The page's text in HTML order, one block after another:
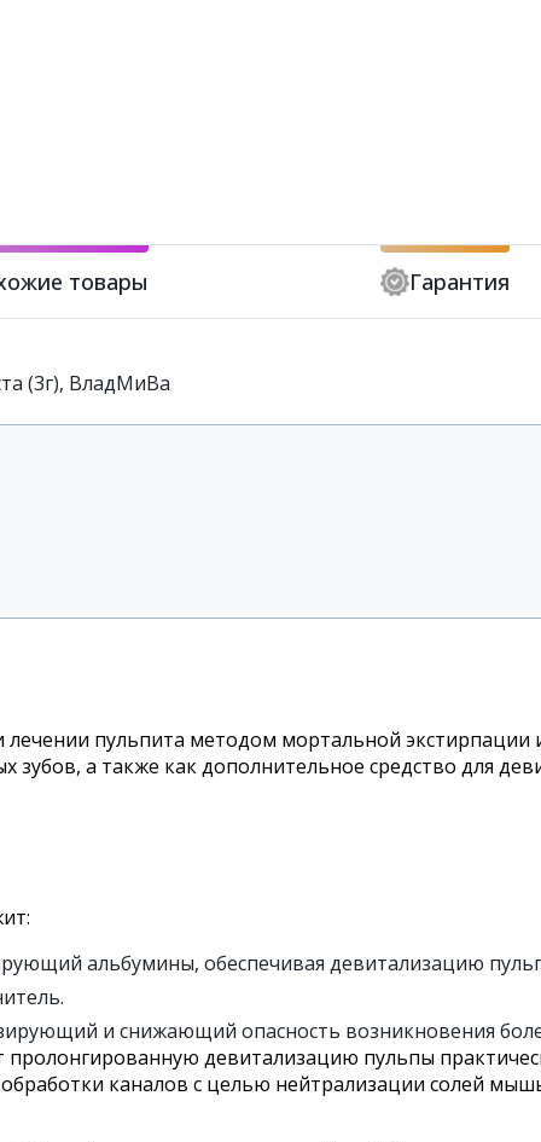
товары Гарантия
(3г), ВладМиВа
пульпита методом мортальной экстирпации
зубов, а также как дополнительное средство для
альбумины, обеспечивая девитализацию
и снижающий опасность возникновения
девитализацию пульпы
каналов с целью нейтрализации солей